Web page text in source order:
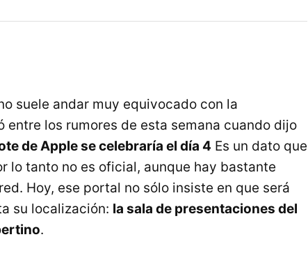
suele andar muy equivocado con la
los rumores de esta semana cuando dijo
de Apple se celebraría el día 4 Es un dato que
lo tanto no es oficial, aunque hay bastante
Hoy, ese portal no sólo insiste en que será
su localización: la sala de presentaciones del
.